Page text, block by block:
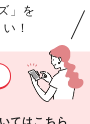
」を
！